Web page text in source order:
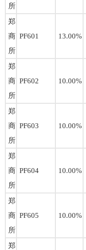
所
郑
商
所
PF601 13.00%
郑
商
所
PF602 10.00%
郑
商
所
PF603 10.00%
郑
商
所
PF604 10.00%
郑
商
所
PF605 10.00%
郑